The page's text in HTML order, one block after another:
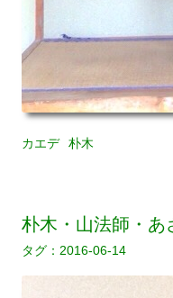
カエデ 朴木
朴木・山法師・あ
2016-06-14